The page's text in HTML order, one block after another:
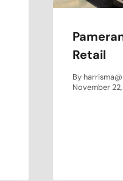
Retail
By
November